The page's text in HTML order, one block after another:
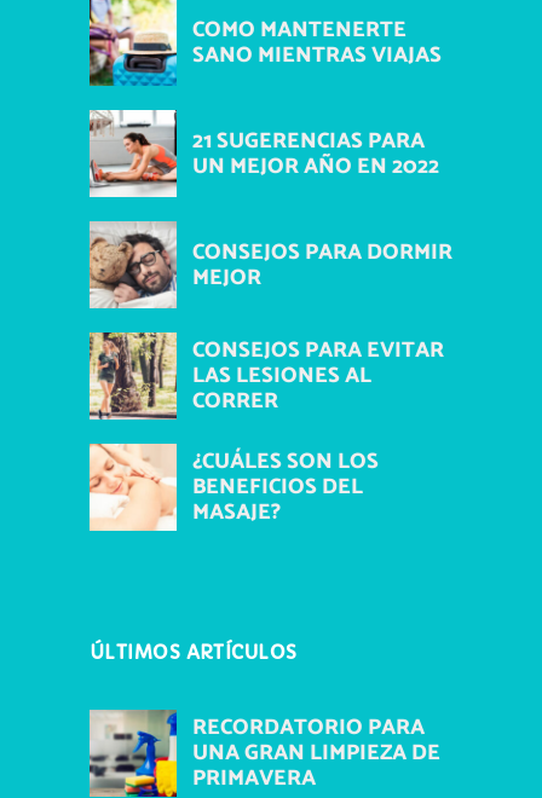
COMO MANTENERTE
SANO MIENTRAS VIAJAS
21 SUGERENCIAS PARA
UN MEJOR AÑO EN 2022
CONSEJOS PARA DORMIR
MEJOR
CONSEJOS PARA EVITAR
LAS LESIONES AL
CORRER
¿CUÁLES SON LOS
BENEFICIOS DEL
MASAJE?
ÚLTIMOS ARTÍCULOS
RECORDATORIO PARA
UNA GRAN LIMPIEZA DE
PRIMAVERA